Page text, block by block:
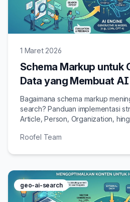
1 Maret 2026
Schema Markup untuk
Data yang Membuat
Konten Anda
Bagaimana schema markup
search? Panduan implementasi
Article, Person, Organization,
Roofel Team
geo-ai-search